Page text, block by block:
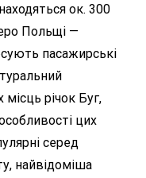
ок. 300
Польщі —
пасажирські
місць річок Буг,
цих
серед
найвідоміша